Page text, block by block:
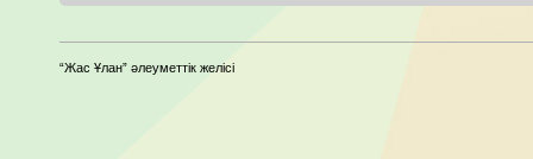
“Жас Ұлан” әлеуметтік желісі